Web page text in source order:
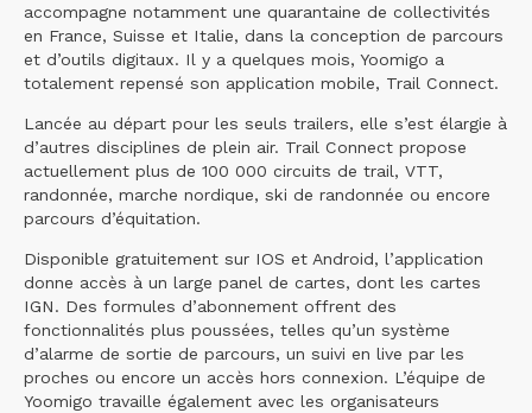
accompagne notamment une quarantaine de collectivités
en France, Suisse et Italie, dans la conception de parcours
et d’outils digitaux. Il y a quelques mois, Yoomigo a
totalement repensé son application mobile, Trail Connect.
Lancée au départ pour les seuls trailers, elle s’est élargie à
d’autres disciplines de plein air. Trail Connect propose
actuellement plus de 100 000 circuits de trail, VTT,
randonnée, marche nordique, ski de randonnée ou encore
parcours d’équitation.
Disponible gratuitement sur IOS et Android, l’application
donne accès à un large panel de cartes, dont les cartes
IGN. Des formules d’abonnement offrent des
fonctionnalités plus poussées, telles qu’un système
d’alarme de sortie de parcours, un suivi en live par les
proches ou encore un accès hors connexion. L’équipe de
Yoomigo travaille également avec les organisateurs